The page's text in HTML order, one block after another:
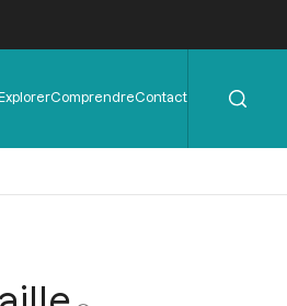
ComprendreContact